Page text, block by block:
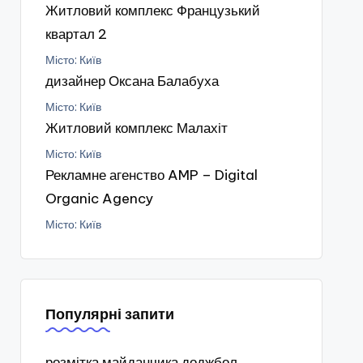
Житловий комплекс Французький
квартал 2
Місто: Київ
дизайнер Оксана Балабуха
Місто: Київ
Житловий комплекс Малахіт
Місто: Київ
Рекламне агенство AMP – Digital
Organic Agency
Місто: Київ
Популярні запити